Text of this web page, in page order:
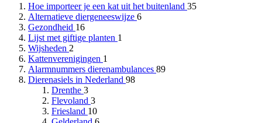
Hoe importeer je een kat uit het buitenland 35
Alternatieve diergeneeswijze 6
Gezondheid 16
Lijst met giftige planten 1
Wijsheden 2
Kattenverenigingen 1
Alarmnummers dierenambulances 89
Dierenasiels in Nederland 98
Drenthe 3
Flevoland 3
Friesland 10